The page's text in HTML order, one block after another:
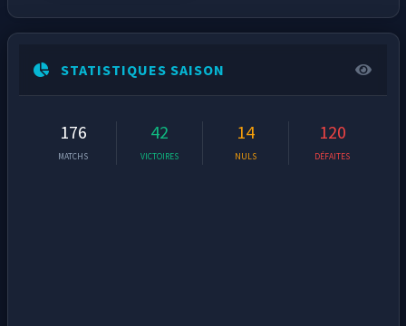
STATISTIQUES SAISON
176
MATCHS
42
VICTOIRES
14
NULS
120
DÉFAITES